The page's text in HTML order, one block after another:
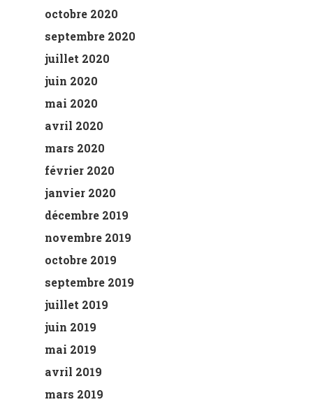
octobre 2020
septembre 2020
juillet 2020
juin 2020
mai 2020
avril 2020
mars 2020
février 2020
janvier 2020
décembre 2019
novembre 2019
octobre 2019
septembre 2019
juillet 2019
juin 2019
mai 2019
avril 2019
mars 2019